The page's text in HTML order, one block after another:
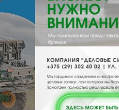
231712, , , ,
Отзывы
Отзывы